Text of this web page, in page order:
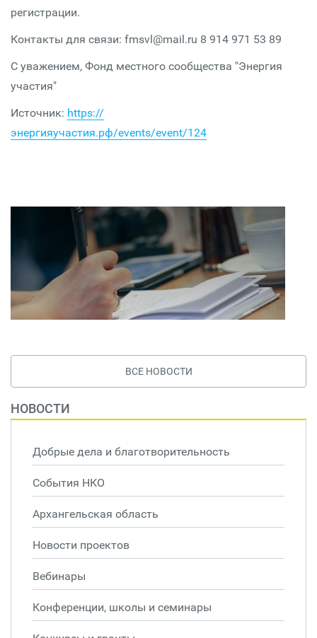
регистрации.
Контакты для связи: fmsvl@mail.ru 8 914 971 53 89
С уважением, Фонд местного сообщества "Энергия
участия"
Источник: https://
энергияучастия.рф/events/event/124
ВСЕ НОВОСТИ
НОВОСТИ
Добрые дела и благотворительность
События НКО
Архангельская область
Новости проектов
Вебинары
Конференции, школы и семинары